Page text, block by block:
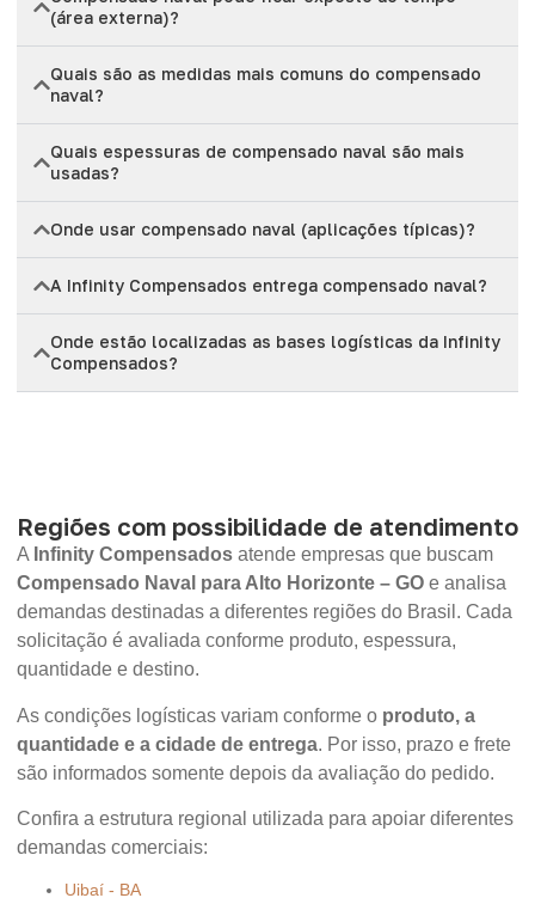
(área externa)?
Quais são as medidas mais comuns do compensado
naval?
Quais espessuras de compensado naval são mais
usadas?
Onde usar compensado naval (aplicações típicas)?
A Infinity Compensados entrega compensado naval?
Onde estão localizadas as bases logísticas da Infinity
Compensados?
Regiões com possibilidade de atendimento
A Infinity Compensados atende empresas que buscam
Compensado Naval para Alto Horizonte – GO e analisa
demandas destinadas a diferentes regiões do Brasil. Cada
solicitação é avaliada conforme produto, espessura,
quantidade e destino.
As condições logísticas variam conforme o produto, a
quantidade e a cidade de entrega. Por isso, prazo e frete
são informados somente depois da avaliação do pedido.
Confira a estrutura regional utilizada para apoiar diferentes
demandas comerciais:
Uibaí - BA